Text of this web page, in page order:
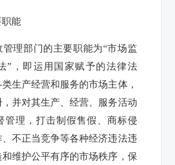
能
管理部门的主要职能为“市场监
”，即运用国家赋予的法律法
生产经营和服务的市场主体，
并对其生产、经营、服务活动
管理，打击制假售假、商标侵
不正当竞争等各种经济违法违
维护公平有序的市场秩序，保